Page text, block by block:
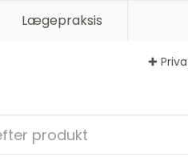
Lægepraksis
✚